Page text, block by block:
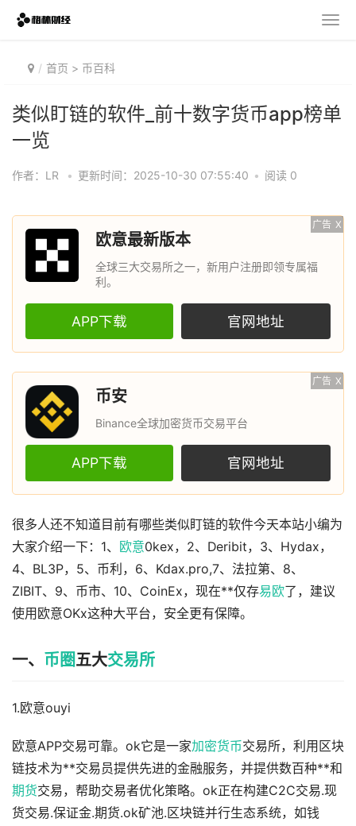
首页 > 币百科
类似盯链的软件_前十数字货币app榜单
一览
作者：LR • 更新时间：2025-10-30 07:55:40 • 阅读 0
广告 X
欧意最新版本
全球三大交易所之一，新用户注册即领专属福
利。
APP下载 官网地址
广告 X
币安
Binance全球加密货币交易平台
APP下载 官网地址
很多人还不知道目前有哪些类似盯链的软件今天本站小编为
大家介绍一下：1、
欧意0kex，2、Deribit，3、Hydax，
4、BL3P，5、币利，6、Kdax.pro,7、法拉第、8、
ZIBIT、9、币市、10、CoinEx，现在**仅存易欧了，建议
使用欧意OKx这种大平台，安全更有保障。
一、 币圈五大交易所
1.欧意ouyi
欧意APP交易可靠。ok它是一家加密货币交易所，利用区块
链技术为**交易员提供先进的金融服务，并提供数百种**和
期货交易，帮助交易者优化策略。ok正在构建C2C交易.现
货交易.保证金.期货.ok矿池.区块链并行生态系统，如钱